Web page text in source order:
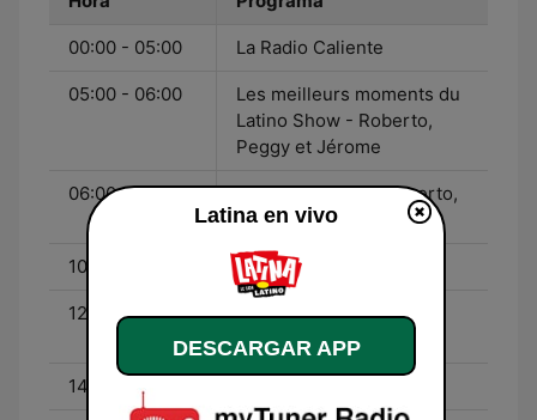
00:00 - 05:00 La Radio Caliente
05:00 - 06:00
Les meilleurs moments du
Latino Show - Roberto,
Peggy et Jérome
06:00 - 10:00
Le Latino Show - Roberto,
Peggy et Jérome
10:00 - 12:00 Hemelyne - Hemelyne
12:00 - 14:00
La Pause Latina -
Hemelyne et Ludo
14:00 - 16:00
Latina en vivo
DESCARGAR APP